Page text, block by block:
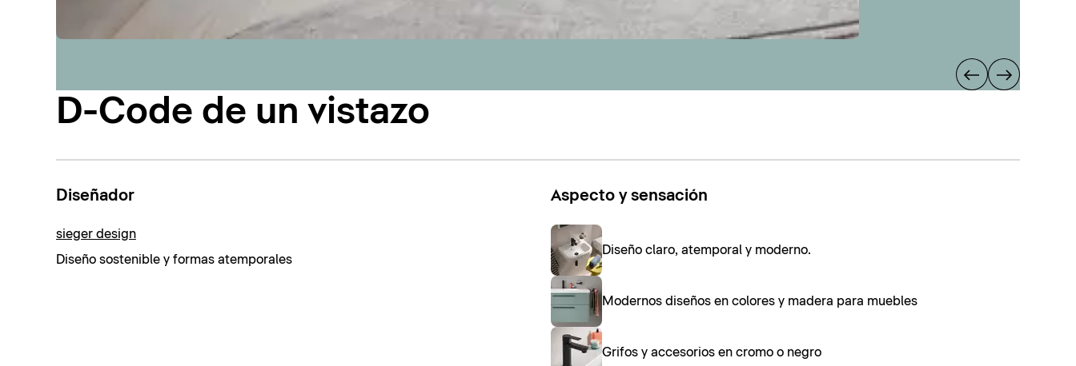
D-Code de un vistazo
Diseñador
sieger design
Diseño sostenible y formas atemporales
Aspecto y sensación
Diseño claro, atemporal y moderno.
Modernos diseños en colores y madera para muebles
Grifos y accesorios en cromo o negro